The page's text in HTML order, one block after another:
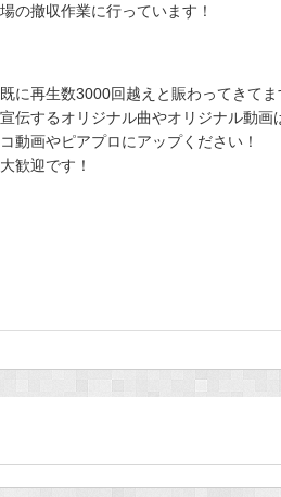
の撤収作業に行っています！
に再生数3000回越えと賑わってきてま
伝するオリジナル曲やオリジナル動画
動画やピアプロにアップください！
歓迎です！